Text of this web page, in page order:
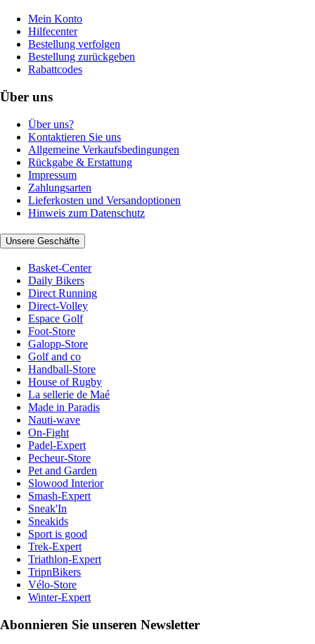
Mein Konto
Hilfecenter
Bestellung verfolgen
Bestellung zurückgeben
Rabattcodes
Über uns
Über uns?
Kontaktieren Sie uns
Allgemeine Verkaufsbedingungen
Rückgabe & Erstattung
Impressum
Zahlungsarten
Lieferkosten und Versandoptionen
Hinweis zum Datenschutz
Unsere Geschäfte
Basket-Center
Daily Bikers
Direct Running
Direct-Volley
Espace Golf
Foot-Store
Galopp-Store
Golf and co
Handball-Store
House of Rugby
La sellerie de Maé
Made in Paradis
Nauti-wave
On-Fight
Padel-Expert
Pecheur-Store
Pet and Garden
Slowood Interior
Smash-Expert
Sneak'In
Sneakids
Sport is good
Trek-Expert
Triathlon-Expert
TripnBikers
Vélo-Store
Winter-Expert
Abonnieren Sie unseren Newsletter